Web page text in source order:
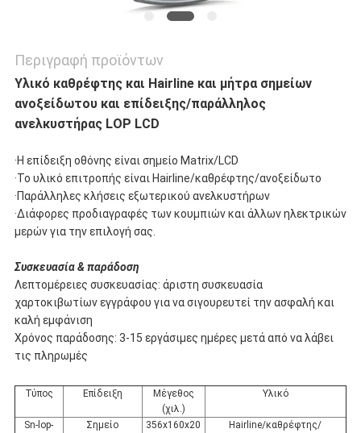
Περιγραφή προϊόντων
Υλικό καθρέφτης και Hairline και μήτρα σημείων
ανοξείδωτου και επίδειξης/παράλληλος
ανελκυστήρας LOP LCD
·Η επίδειξη οθόνης είναι σημείο Matrix/LCD
·Το υλικό επιτροπής είναι Hairline/καθρέφτης/ανοξείδωτο
·Παράλληλες κλήσεις εξωτερικού ανελκυστήρων
·Διάφορες προδιαγραφές των κουμπιών και άλλων ηλεκτρικών
μερών για την επιλογή σας.
Συσκευασία & παράδοση
Λεπτομέρειες συσκευασίας: άριστη συσκευασία
χαρτοκιβωτίων εγγράφου για να σιγουρευτεί την ασφαλή και
καλή εμφάνιση
Χρόνος παράδοσης: 3-15 εργάσιμες ημέρες μετά από να λάβει
τις πληρωμές
Τύπος Επίδειξη
Μέγεθος
(χιλ.)
Υλικό
Sn-lop-
Σημείο
356x160x20
Hairline/καθρέφτης/